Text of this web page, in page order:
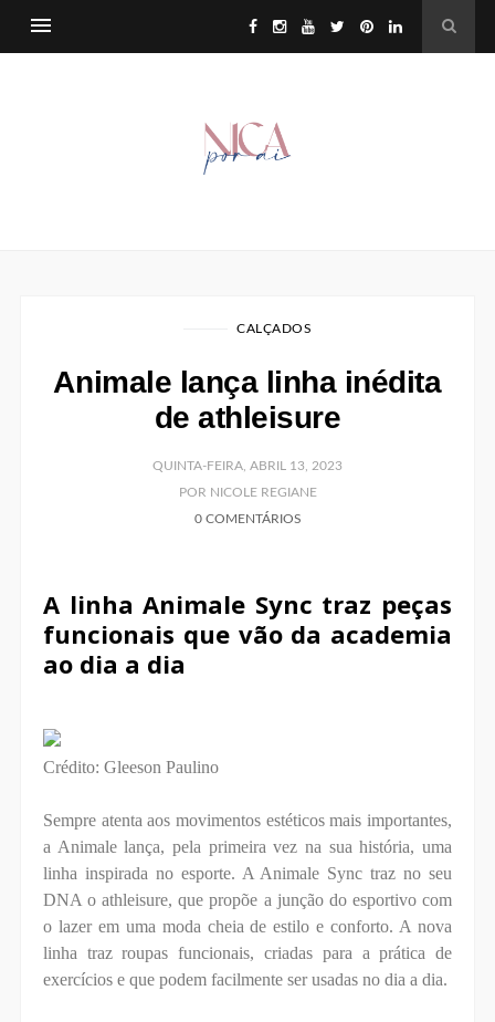
CALÇADOS
Animale lança linha inédita
de athleisure
QUINTA-FEIRA, ABRIL 13, 2023
POR NICOLE REGIANE
0 COMENTÁRIOS
A linha Animale Sync traz peças
funcionais que vão da academia
ao dia a dia
Crédito: Gleeson Paulino
Sempre atenta aos movimentos estéticos mais importantes,
a Animale lança, pela primeira vez na sua história, uma
linha inspirada no esporte. A Animale Sync traz no seu
DNA o athleisure, que propõe a junção do esportivo com
o lazer em uma moda cheia de estilo e conforto. A nova
linha traz roupas funcionais, criadas para a prática de
exercícios e que podem facilmente ser usadas no dia a dia.